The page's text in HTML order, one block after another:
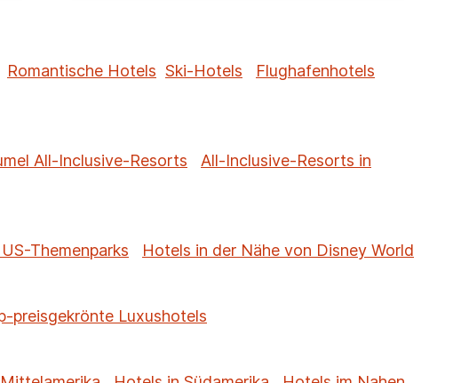
Romantische Hotels Ski-Hotels
Flughafenhotels
All-Inclusive-Resorts
All-Inclusive-Resorts in
Themenparks
Hotels in der Nähe von Disney World
preisgekrönte Luxushotels